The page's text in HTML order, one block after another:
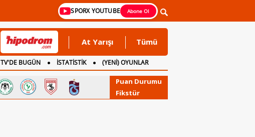
SPORX YOUTUBE Abone Ol
At Yarışı Tümü
TV'DE BUGÜN İSTATİSTİK
(YENİ) OYUNLAR
Puan Durumu
Fikstür